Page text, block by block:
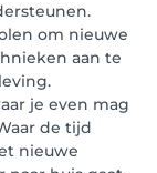
om nieuwe
aan te
je even mag
de tijd
nieuwe